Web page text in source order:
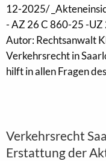
12-2025/
- AZ 26 C 860-25 -
Autor: Rechtsanwalt
Verkehrsrecht in
hilft in allen Fragen
Verkehrsrecht
Erstattung der